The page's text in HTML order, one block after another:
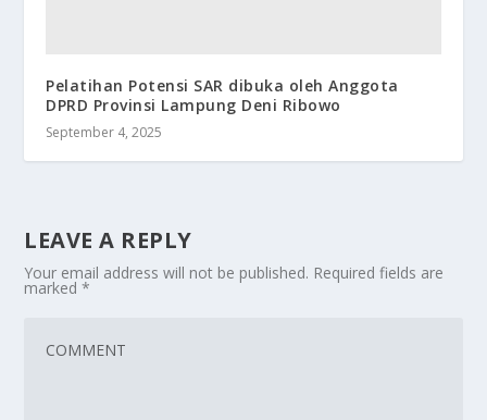
Pelatihan Potensi SAR dibuka oleh Anggota
DPRD Provinsi Lampung Deni Ribowo
September 4, 2025
LEAVE A REPLY
Your email address will not be published. Required fields are
marked*